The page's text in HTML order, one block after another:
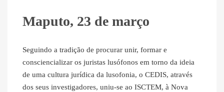
Maputo, 23 de março
Seguindo a tradição de procurar unir, formar e
consciencializar os juristas lusófonos em torno da ideia
de uma cultura jurídica da lusofonia, o CEDIS, através
dos seus investigadores, uniu-se ao ISCTEM, à Nova